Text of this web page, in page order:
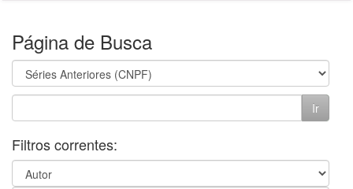
Página de Busca
Filtros correntes: